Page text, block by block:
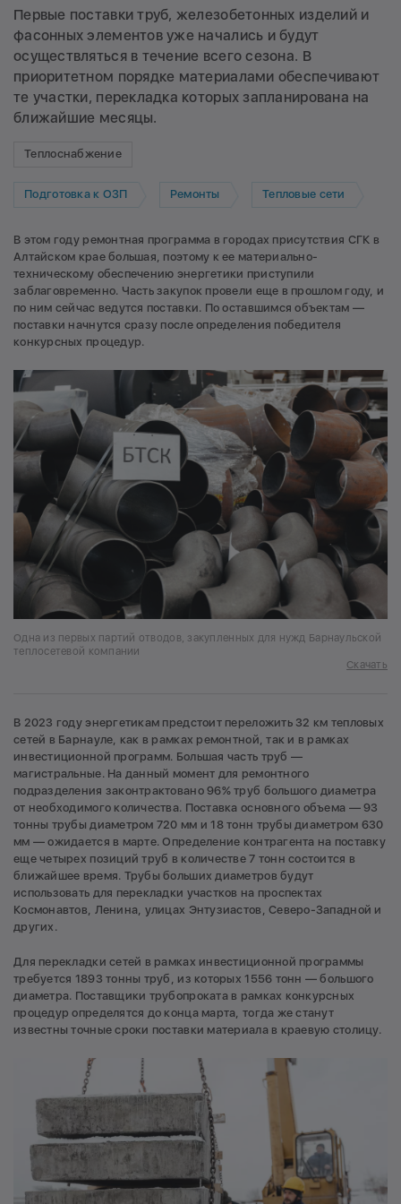
Первые поставки труб, железобетонных изделий и
фасонных элементов уже начались и будут
осуществляться в течение всего сезона. В
приоритетном порядке материалами обеспечивают
те участки, перекладка которых запланирована на
ближайшие месяцы.
Теплоснабжение
Подготовка к ОЗП Ремонты Тепловые сети
В этом году ремонтная программа в городах присутствия СГК в
Алтайском крае большая, поэтому к ее материально-
техническому обеспечению энергетики приступили
заблаговременно. Часть закупок провели еще в прошлом году, и
по ним сейчас ведутся поставки. По оставшимся объектам —
поставки начнутся сразу после определения победителя
конкурсных процедур.
Одна из первых партий отводов, закупленных для нужд Барнаульской
теплосетевой компании
Скачать
В 2023 году энергетикам предстоит переложить 32 км тепловых
сетей в Барнауле, как в рамках ремонтной, так и в рамках
инвестиционной программ. Большая часть труб —
магистральные. На данный момент для ремонтного
подразделения законтрактовано 96% труб большого диаметра
от необходимого количества. Поставка основного объема — 93
тонны трубы диаметром 720 мм и 18 тонн трубы диаметром 630
мм — ожидается в марте. Определение контрагента на поставку
еще четырех позиций труб в количестве 7 тонн состоится в
ближайшее время. Трубы больших диаметров будут
использовать для перекладки участков на проспектах
Космонавтов, Ленина, улицах Энтузиастов, Северо-Западной и
других.
Для перекладки сетей в рамках инвестиционной программы
требуется 1893 тонны труб, из которых 1556 тонн — большого
диаметра. Поставщики трубопроката в рамках конкурсных
процедур определятся до конца марта, тогда же станут
известны точные сроки поставки материала в краевую столицу.